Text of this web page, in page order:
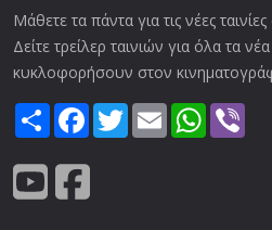
Μάθετε τα πάντα για τις νέες
Δείτε τρείλερ ταινιών για όλα τα
κυκλοφορήσουν στον
ShareFacebook
TwitterEmail